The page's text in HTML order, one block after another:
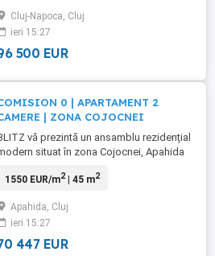
oferă echilibrul perfect între
urban și relaxarea oferită de
Locuința are ...
Cluj-Napoca, Cluj
ieri 15:27
500 EUR
0 | APARTAMENT 2
| ZONA COJOCNEI
vă prezintă un ansamblu rezidențial
situat în zona Cojocnei, Apahida
care își doresc confort, eficiență
fără agitația urbană specifică.
cuprinde 32 de apartamente,
inteligent în variante ...
1550 EUR/m2| 45 m2
Apahida, Cluj
ieri 15:27
447 EUR